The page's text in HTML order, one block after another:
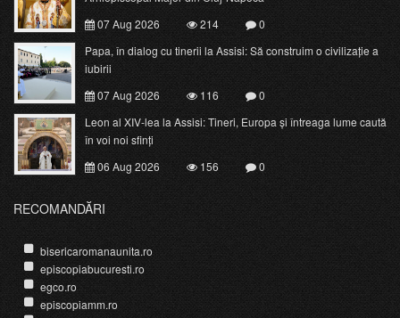
07 Aug 2026
214
0
Papa, în dialog cu tinerii la Assisi: Să construim o civilizație a
iubirii
07 Aug 2026
116
0
Leon al XIV-lea la Assisi: Tineri, Europa și întreaga lume caută
în voi noi sfinți
06 Aug 2026
156 0
RECOMANDĂRI
bisericaromanaunita.ro
episcopiabucuresti.ro
egco.ro
episcopiamm.ro